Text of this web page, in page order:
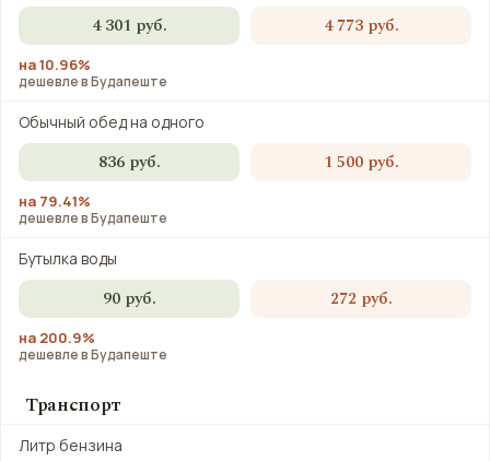
4 301 руб. 4 773 руб.
на 10.96%
дешевле в Будапеште
Обычный обед на одного
836 руб. 1 500 руб.
на 79.41%
дешевле в Будапеште
Бутылка воды
90 руб. 272 руб.
на 200.9%
дешевле в Будапеште
Транспорт
Литр бензина